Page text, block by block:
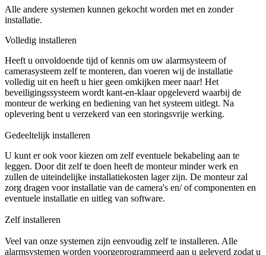
Alle andere systemen kunnen gekocht worden met en zonder
installatie.
Volledig installeren
Heeft u onvoldoende tijd of kennis om uw alarmsysteem of
camerasysteem zelf te monteren, dan voeren wij de installatie
volledig uit en heeft u hier geen omkijken meer naar! Het
beveiligingssysteem wordt kant-en-klaar opgeleverd waarbij de
monteur de werking en bediening van het systeem uitlegt. Na
oplevering bent u verzekerd van een storingsvrije werking.
Gedeeltelijk installeren
U kunt er ook voor kiezen om zelf eventuele bekabeling aan te
leggen. Door dit zelf te doen heeft de monteur minder werk en
zullen de uiteindelijke installatiekosten lager zijn. De monteur zal
zorg dragen voor installatie van de camera's en/ of componenten en
eventuele installatie en uitleg van software.
Zelf installeren
Veel van onze systemen zijn eenvoudig zelf te installeren. Alle
alarmsystemen worden voorgeprogrammeerd aan u geleverd zodat u